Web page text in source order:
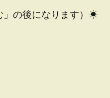
」の後になります）☀